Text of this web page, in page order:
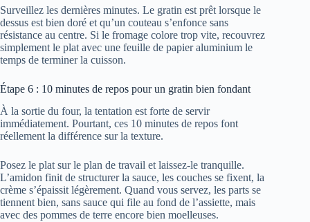
Surveillez les dernières minutes. Le gratin est prêt lorsque le
dessus est bien doré et qu’un couteau s’enfonce sans
résistance au centre. Si le fromage colore trop vite, recouvrez
simplement le plat avec une feuille de papier aluminium le
temps de terminer la cuisson.
Étape 6 : 10 minutes de repos pour un gratin bien fondant
À la sortie du four, la tentation est forte de servir
immédiatement. Pourtant, ces 10 minutes de repos font
réellement la différence sur la texture.
Posez le plat sur le plan de travail et laissez-le tranquille.
L’amidon finit de structurer la sauce, les couches se fixent, la
crème s’épaissit légèrement. Quand vous servez, les parts se
tiennent bien, sans sauce qui file au fond de l’assiette, mais
avec des pommes de terre encore bien moelleuses.